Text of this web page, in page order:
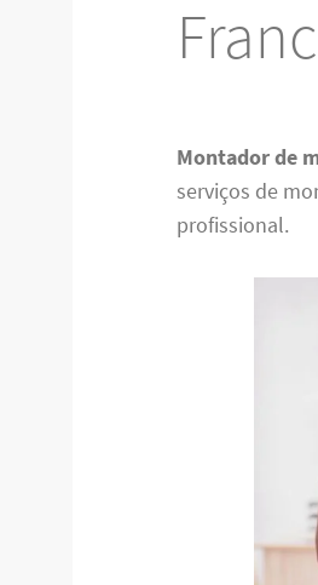
Montador de
serviços de
profissional.